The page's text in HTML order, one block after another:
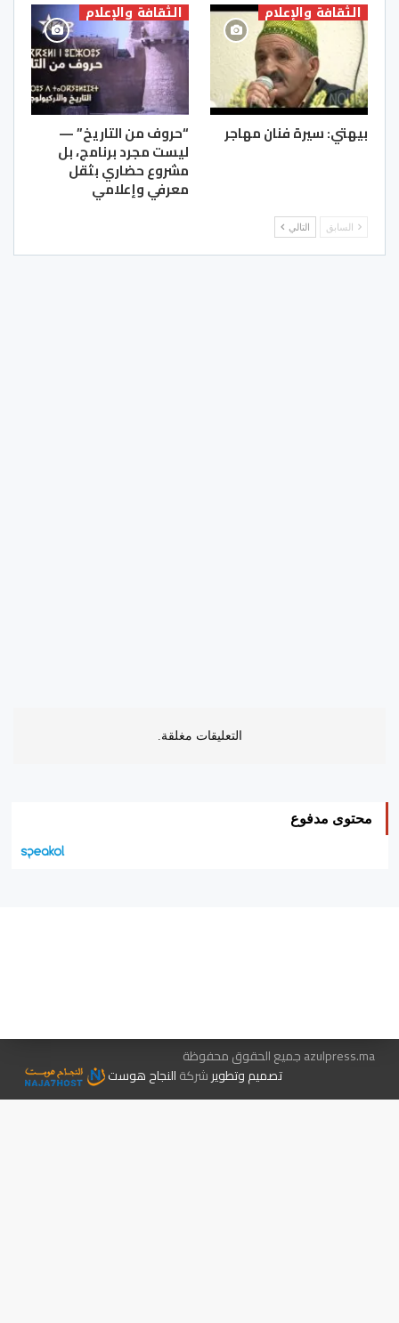
الثقافة والإعلام
بيهتي: سيرة فنان مهاجر
الثقافة والإعلام
“حروف من التاريخ” —
ليست مجرد برنامج، بل
مشروع حضاري بثقل
معرفي وإعلامي
السابق التالي
التعليقات مغلقة.
محتوى مدفوع
azulpress.ma جميع الحقوق محفوظة
تصميم وتطويرشركةالنجاح هوست